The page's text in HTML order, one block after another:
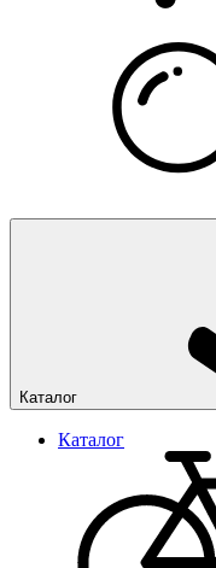
Каталог
Каталог